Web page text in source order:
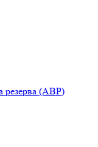
резерва (АВР)